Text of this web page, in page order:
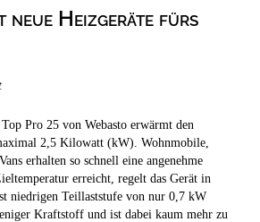
Campingplätze
Heizgeräte fürs
Pro 25 von Webasto erwärmt den
2,5 Kilowatt (kW). Wohnmobile,
erhalten so schnell eine angenehme
erreicht, regelt das Gerät in
niedrigen Teillaststufe von nur 0,7 kW
Kraftstoff und ist dabei kaum mehr zu